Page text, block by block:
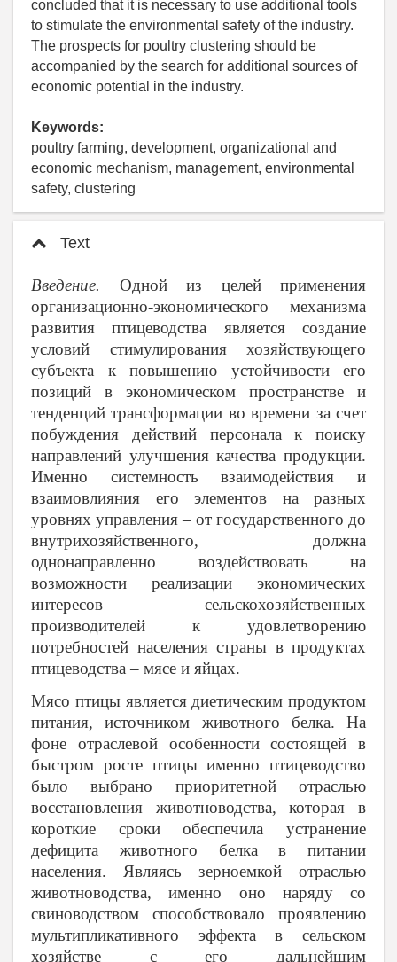
concluded that it is necessary to use additional tools
to stimulate the environmental safety of the industry.
The prospects for poultry clustering should be
accompanied by the search for additional sources of
economic potential in the industry.
Keywords:
poultry farming, development, organizational and
economic mechanism, management, environmental
safety, clustering
Text
Введение. Одной из целей применения
организационно-экономического механизма
развития птицеводства является создание
условий стимулирования хозяйствующего
субъекта к повышению устойчивости его
позиций в экономическом пространстве и
тенденций трансформации во времени за счет
побуждения действий персонала к поиску
направлений улучшения качества продукции.
Именно системность взаимодействия и
взаимовлияния его элементов на разных
уровнях управления – от государственного до
внутрихозяйственного, должна
однонаправленно воздействовать на
возможности реализации экономических
интересов сельскохозяйственных
производителей к удовлетворению
потребностей населения страны в продуктах
птицеводства – мясе и яйцах.
Мясо птицы является диетическим продуктом
питания, источником животного белка. На
фоне отраслевой особенности состоящей в
быстром росте птицы именно птицеводство
было выбрано приоритетной отраслью
восстановления животноводства, которая в
короткие сроки обеспечила устранение
дефицита животного белка в питании
населения. Являясь зерноемкой отраслью
животноводства, именно оно наряду со
свиноводством способствовало проявлению
мультипликативного эффекта в сельском
хозяйстве с его дальнейшим